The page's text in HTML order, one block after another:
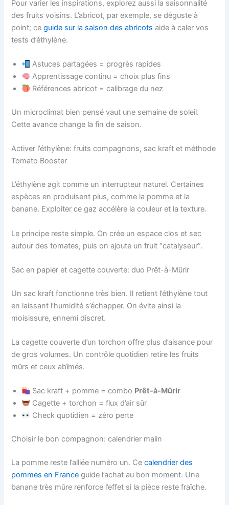
Pour varier les inspirations, explorez aussi la saisonnalité
des fruits voisins. L’abricot, par exemple, se déguste à
point; ceguide sur la saison des abricots aide à caler vos
tests d’éthylène.
Astuces partagées = progrès rapides
Apprentissage continu = choix plus fins
Références abricot = calibrage du nez
Un microclimat bien pensé vaut une semaine de soleil.
Cette avance change la fin de saison.
Activer l’éthylène: fruits compagnons, sac kraft et méthode
Tomato Booster
L’éthylène agit comme un interrupteur naturel. Certaines
espèces en produisent plus, comme la pomme et la
banane. Exploiter ce gaz accélère la couleur et la texture.
Le principe reste simple. On crée un espace clos et sec
autour des tomates, puis on ajoute un fruit “catalyseur”.
Sac en papier et cagette couverte: duo Prêt-à-Mûrir
Un sac kraft fonctionne très bien. Il retient l’éthylène tout
en laissant l’humidité s’échapper. On évite ainsi la
moisissure, ennemi discret.
La cagette couverte d’un torchon offre plus d’aisance pour
de gros volumes. Un contrôle quotidien retire les fruits
mûrs et ceux abîmés.
Sac kraft + pomme = combo Prêt-à-Mûrir
Cagette + torchon = flux d’air sûr
Check quotidien = zéro perte
Choisir le bon compagnon: calendrier malin
La pomme reste l’alliée numéro un. Cecalendrier des
pommes en France guide l’achat au bon moment. Une
banane très mûre renforce l’effet si la pièce reste fraîche.